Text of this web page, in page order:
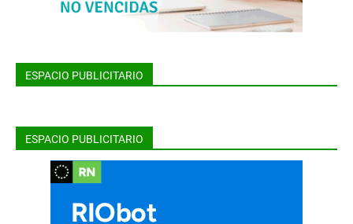
ESPACIO PUBLICITARIO
ESPACIO PUBLICITARIO